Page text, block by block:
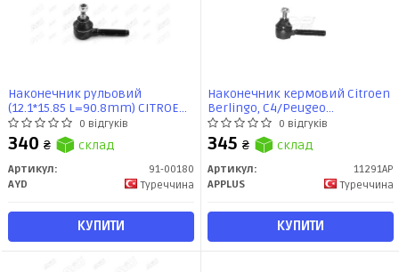
Наконечник рульовий
(12.1*15.85 L=90.8mm) CITROEN
BERLINGO, PEUGEOT PARTNER,
307 (91-00180) AYD
0 відгуків
340 ₴ склад
Артикул:
91-00180
AYD
Туреччина
КУПИТИ
Наконечник кермовий Citroen
Berlingo, C4/Peugeo
Partner/Renault Trafic (98-)
(11291AP) APPLUS
0 відгуків
345 ₴ склад
Артикул:
11291AP
APPLUS
Туреччина
КУПИТИ